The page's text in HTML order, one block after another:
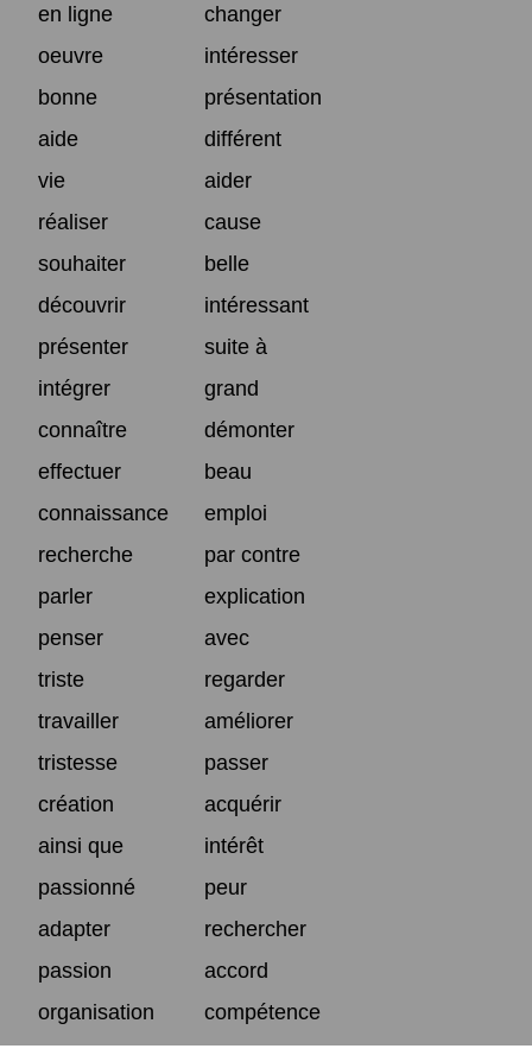
en ligne
changer
oeuvre
intéresser
bonne
présentation
aide
différent
vie
aider
réaliser
cause
souhaiter
belle
découvrir
intéressant
présenter
suite à
intégrer
grand
connaître
démonter
effectuer
beau
connaissance
emploi
recherche
par contre
parler
explication
penser
avec
triste
regarder
travailler
améliorer
tristesse
passer
création
acquérir
ainsi que
intérêt
passionné
peur
adapter
rechercher
passion
accord
organisation
compétence